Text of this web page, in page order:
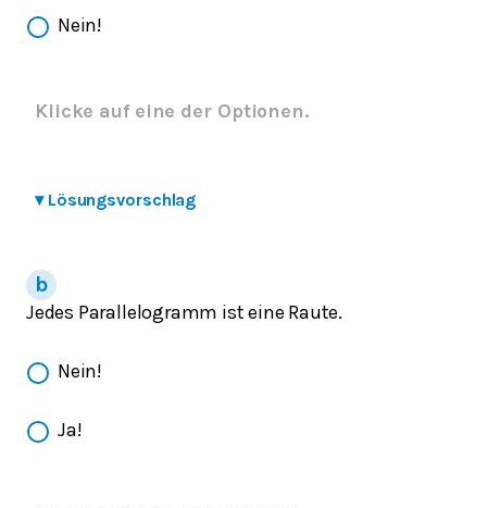
Nein!
Klicke auf eine der Optionen.
▾ Lösungsvorschlag
Jedes Parallelogramm ist eine Raute.
Nein!
Ja!